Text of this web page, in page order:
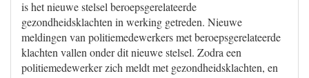
is het nieuwe stelsel beroepsgerelateerde
gezondheidsklachten in werking getreden. Nieuwe
meldingen van politiemedewerkers met beroepsgerelateerde
klachten vallen onder dit nieuwe stelsel. Zodra een
politiemedewerker zich meldt met gezondheidsklachten, en